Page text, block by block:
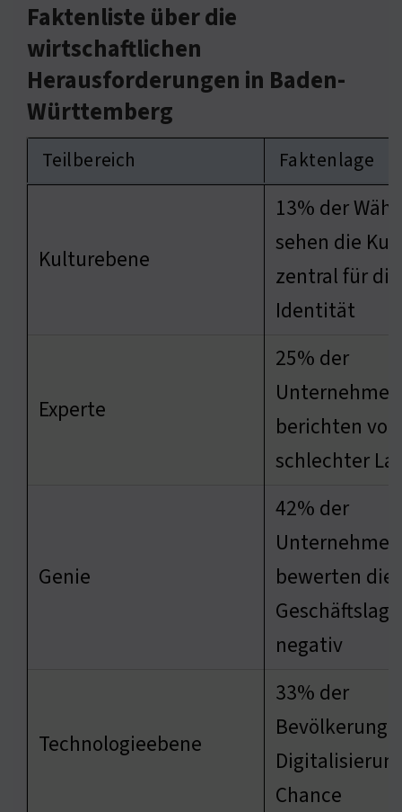
Faktenliste über die
wirtschaftlichen
Herausforderungen in Baden-
Württemberg
Teilbereich Faktenlage
Kulturebene
13% der
sehen die
zentral für die
Identität
Experte
25% der
Unternehmen
berichten von
schlechter
Genie
42% der
Unternehmen
bewerten die
Geschäftslage
negativ
Technologieebene
33% der
Bevölkerung
Chance